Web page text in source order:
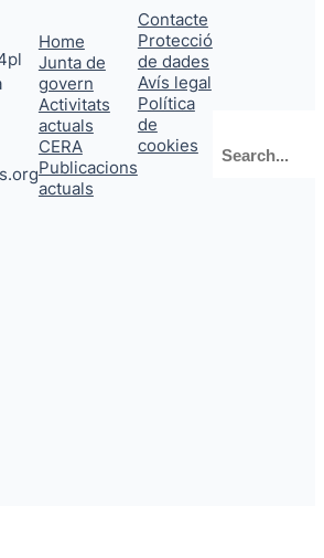
Home
Junta de
govern
Activitats
actuals
CERA
Publicacions
actuals
Contacte
Protecció
de dades
Avís legal
Política
de
cookies